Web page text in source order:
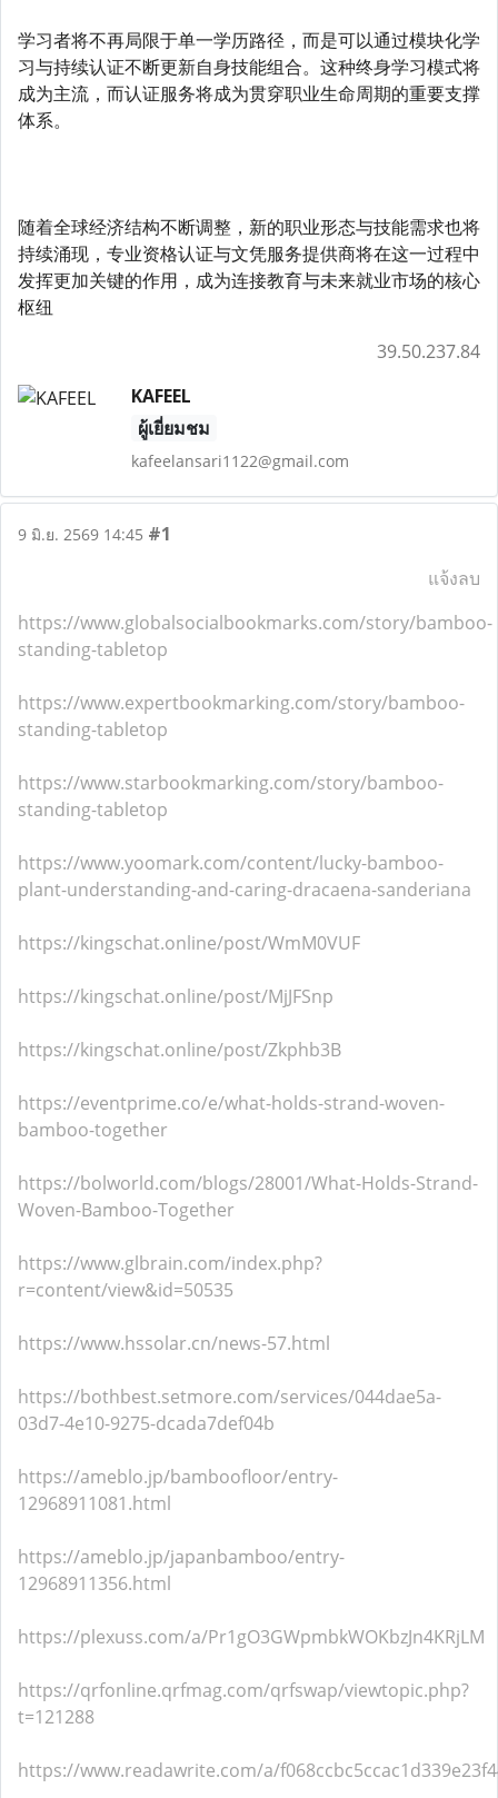
学习者将不再局限于单一学历路径，而是可以通过模块化学
习与持续认证不断更新自身技能组合。这种终身学习模式将
成为主流，而认证服务将成为贯穿职业生命周期的重要支撑
体系。
随着全球经济结构不断调整，新的职业形态与技能需求也将
持续涌现，专业资格认证与文凭服务提供商将在这一过程中
发挥更加关键的作用，成为连接教育与未来就业市场的核心
枢纽
39.50.237.84
KAFEEL
ผู้เยี่ยมชม
kafeelansari1122@gmail.com
9 มิ.ย. 2569 14:45 #1
แจ้งลบ
https://www.globalsocialbookmarks.com/story/bamboo-
standing-tabletop
https://www.expertbookmarking.com/story/bamboo-
standing-tabletop
https://www.starbookmarking.com/story/bamboo-
standing-tabletop
https://www.yoomark.com/content/lucky-bamboo-
plant-understanding-and-caring-dracaena-sanderiana
https://kingschat.online/post/WmM0VUF
https://kingschat.online/post/MjJFSnp
https://kingschat.online/post/Zkphb3B
https://eventprime.co/e/what-holds-strand-woven-
bamboo-together
https://bolworld.com/blogs/28001/What-Holds-Strand-
Woven-Bamboo-Together
https://www.glbrain.com/index.php?
r=content/view&id=50535
https://www.hssolar.cn/news-57.html
https://bothbest.setmore.com/services/044dae5a-
03d7-4e10-9275-dcada7def04b
https://ameblo.jp/bamboofloor/entry-
12968911081.html
https://ameblo.jp/japanbamboo/entry-
12968911356.html
https://plexuss.com/a/Pr1gO3GWpmbkWOKbzJn4KRjLM
https://qrfonline.qrfmag.com/qrfswap/viewtopic.php?
t=121288
https://www.readawrite.com/a/